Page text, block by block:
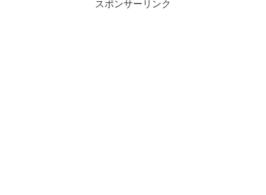
スポンサーリンク